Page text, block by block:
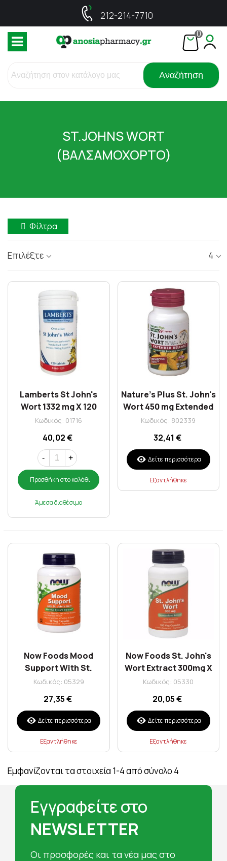
212-214-7710
0
Αναζήτηση
ST.JOHNS WORT
(ΒΑΛΣΑΜΟΧΟΡΤΟ)
Φίλτρα
Επιλέξτε 4
Lamberts St John's
Wort 1332 mg X 120
Tabs
Κωδικός: 01716
40,02 €
- +
Προσθήκη στο καλάθι
Άμεσα διαθέσιμο
Nature's Plus St. John's
Wort 450 mg Extended
Release 60 tabs
Κωδικός: 802339
32,41 €
Δείτε περισσότερα
Εξαντλήθηκε
Now Foods Mood
Support With St.
John's Wort X 90 Vcaps
Κωδικός: 05329
27,35 €
Δείτε περισσότερα
Εξαντλήθηκε
Now Foods St. John's
Wort Extract 300mg X
100 Vcaps
Κωδικός: 05330
20,05 €
Δείτε περισσότερα
Εξαντλήθηκε
Εμφανίζονται τα στοιχεία 1-4 από σύνολο 4
Εγγραφείτε στο
NEWSLETTER
Oι προσφορές και τα νέα μας στο